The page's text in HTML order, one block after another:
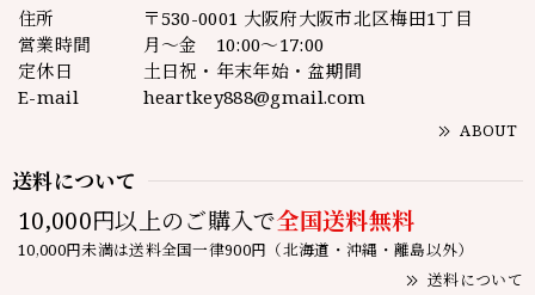
住所
〒530-0001 大阪府大阪市北区梅田1丁目
営業時間
月～金 10:00～17:00
定休日
土日祝・年末年始・盆期間
E-mail
heartkey888@gmail.com
ABOUT
送料について
10,000円以上のご購入で全国送料無料
10,000円未満は送料全国一律900円（北海道・沖縄・離島以外）
送料について